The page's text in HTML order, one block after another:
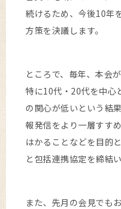
続けるため、今後10年
方策を決議します。
ところで、毎年、本会
特に10代・20代を中心
の関心が低いという結
報発信をより一層すす
はかることなどを目的
と包括連携協定を締結
また、先月の会見でも